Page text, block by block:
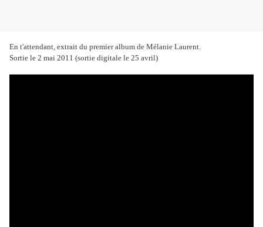
En t'attendant, extrait du premier album de Mélanie Laurent.
Sortie le 2 mai 2011 (sortie digitale le 25 avril)